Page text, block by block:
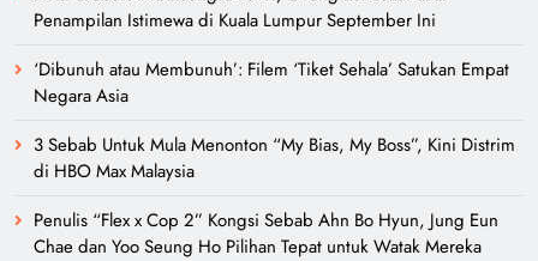
Penampilan Istimewa di Kuala Lumpur September Ini
‘Dibunuh atau Membunuh’: Filem ‘Tiket Sehala’ Satukan Empat
Negara Asia
3 Sebab Untuk Mula Menonton “My Bias, My Boss”, Kini Distrim
di HBO Max Malaysia
Penulis “Flex x Cop 2” Kongsi Sebab Ahn Bo Hyun, Jung Eun
Chae dan Yoo Seung Ho Pilihan Tepat untuk Watak Mereka